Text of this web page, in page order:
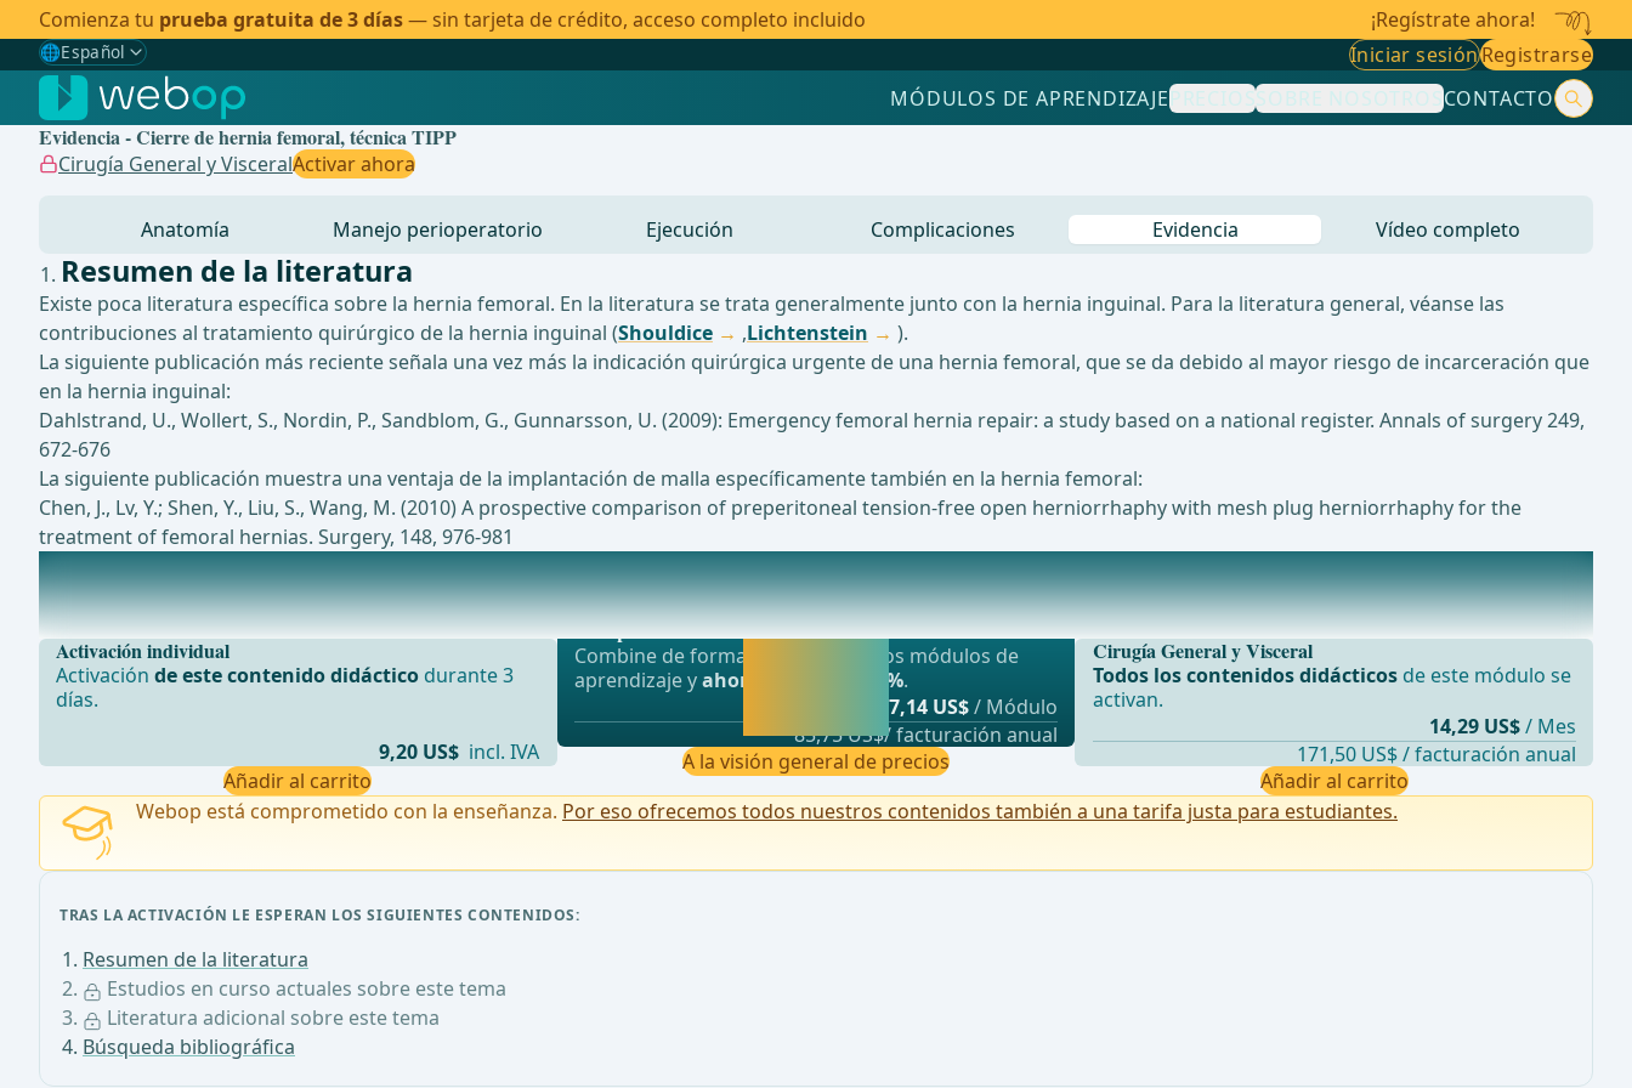
Comienza tu prueba gratuita de 3 días— sin tarjeta de crédito, acceso completo incluido ¡Regístrate ahora!
🌐Español
Gewählte Sprache: Español
🇩🇪 Alemán
🇬🇧Inglés
Iniciar sesiónRegistrarse
MÓDULOS DE APRENDIZAJEPRECIOSSOBRE NOSOTROSCONTACTO
Evidencia - Cierre de hernia femoral, técnica TIPP
Cirugía General y VisceralActivar ahora
Anatomía Manejo perioperatorio Ejecución Complicaciones Evidencia Vídeo completo
Resumen de la literatura
Existe poca literatura específica sobre la hernia femoral. En la literatura se trata generalmente junto con la hernia inguinal. Para la literatura general, véanse las
contribuciones al tratamiento quirúrgico de la hernia inguinal (Shouldice ,Lichtenstein
).
La siguiente publicación más reciente señala una vez más la indicación quirúrgica urgente de una hernia femoral, que se da debido al mayor riesgo de incarceración que
en la hernia inguinal:
Dahlstrand, U., Wollert, S., Nordin, P., Sandblom, G., Gunnarsson, U. (2009): Emergency femoral hernia repair: a study based on a national register. Annals of surgery 249,
672-676
La siguiente publicación muestra una ventaja de la implantación de malla específicamente también en la hernia femoral:
Chen, J., Lv, Y.; Shen, Y., Liu, S., Wang, M. (2010) A prospective comparison of preperitoneal tension-free open herniorrhaphy with mesh plug herniorrhaphy for the
treatment of femoral hernias. Surgery, 148, 976-981
Estudios en curso actuales sobre este tema
En la actualidad no hay estudios en curso específicamente para el tratamiento de la hernia femoral.
Activación individual
Activaciónde este contenido didáctico durante 3
días.
9,20 US$ incl. IVA
Añadir al carrito
Oferta más popular
webop - Ahorro flexible
Combine de forma flexible nuestros módulos de
aprendizaje yahorre hasta un 50%.
7,14 US$/ Módulo
85,75 US$/ facturación anual
A la visión general de precios
Cirugía General y Visceral
Todos los contenidos didácticosde este módulo se
activan.
14,29 US$ / Mes
171,50 US$ / facturación anual
Añadir al carrito
Webop está comprometido con la enseñanza. Por eso ofrecemos todos nuestros contenidos también a una tarifa justa para estudiantes.
TRAS LA ACTIVACIÓN LE ESPERAN LOS SIGUIENTES CONTENIDOS:
Resumen de la literatura
Estudios en curso actuales sobre este tema
Literatura adicional sobre este tema
Búsqueda bibliográfica